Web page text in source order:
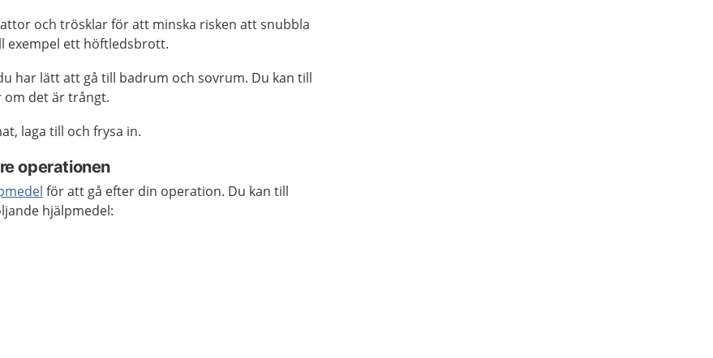
och trösklar för att minska risken att snubbla
exempel ett höftledsbrott.
har lätt att gå till badrum och sovrum. Du kan till
om det är trångt.
laga till och frysa in.
operationen
för att gå efter din operation. Du kan till
hjälpmedel: